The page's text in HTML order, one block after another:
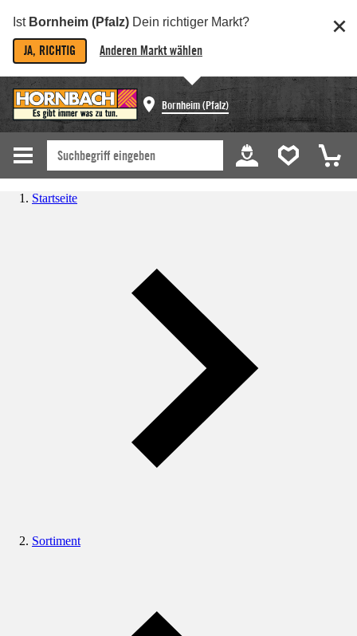
Ist Bornheim (Pfalz) Dein richtiger Markt?
JA, RICHTIG Anderen Markt wählen
Bornheim (Pfalz)
Startseite
Sortiment